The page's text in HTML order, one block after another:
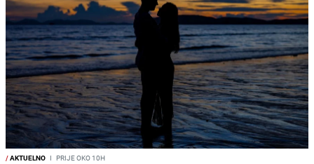
/AKTUELNO I PRIJE OKO 10H